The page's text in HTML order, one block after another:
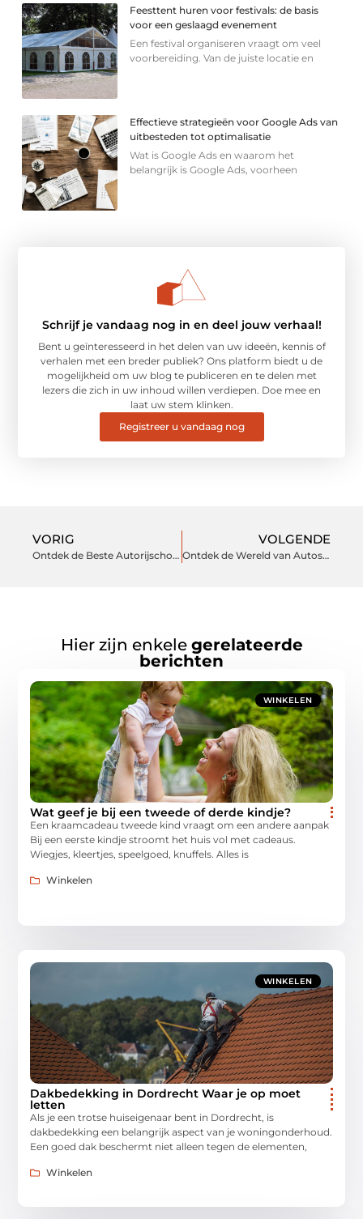
Feesttent huren voor festivals: de basis
voor een geslaagd evenement
Een festival organiseren vraagt om veel
voorbereiding. Van de juiste locatie en
Effectieve strategieën voor Google Ads van
uitbesteden tot optimalisatie
Wat is Google Ads en waarom het
belangrijk is Google Ads, voorheen
Schrijf je vandaag nog in en deel jouw verhaal!
Bent u geïnteresseerd in het delen van uw ideeën, kennis of
verhalen met een breder publiek? Ons platform biedt u de
mogelijkheid om uw blog te publiceren en te delen met
lezers die zich in uw inhoud willen verdiepen. Doe mee en
laat uw stem klinken.
Registreer u vandaag nog
VORIG
Ontdek de Beste Autorijschool in Bergen op Zoom
VOLGENDE
Ontdek de Wereld van Autosloperij in Barendrecht
Hier zijn enkele gerelateerde
berichten
WINKELEN
Wat geef je bij een tweede of derde kindje?
Een kraamcadeau tweede kind vraagt om een andere aanpak
Bij een eerste kindje stroomt het huis vol met cadeaus.
Wiegjes, kleertjes, speelgoed, knuffels. Alles is
Winkelen
WINKELEN
Dakbedekking in Dordrecht Waar je op moet
letten
Als je een trotse huiseigenaar bent in Dordrecht, is
dakbedekking een belangrijk aspect van je woningonderhoud.
Een goed dak beschermt niet alleen tegen de elementen,
Winkelen